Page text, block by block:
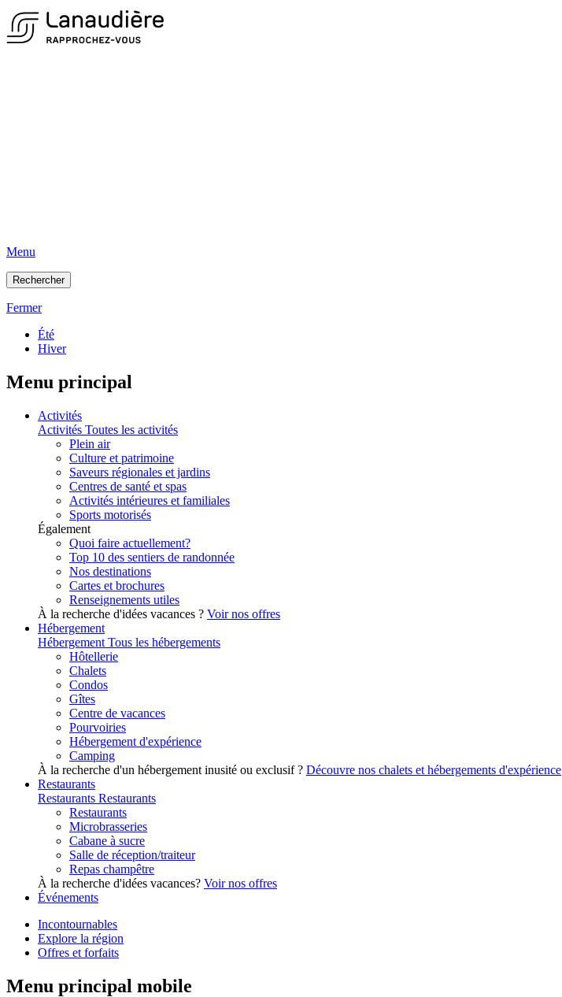
Menu
Rechercher
Fermer
Été
Hiver
Menu principal
Activités
Activités Toutes les activités
Plein air
Culture et patrimoine
Saveurs régionales et jardins
Centres de santé et spas
Activités intérieures et familiales
Sports motorisés
Également
Quoi faire actuellement?
Top 10 des sentiers de randonnée
Nos destinations
Cartes et brochures
Renseignements utiles
À la recherche d'idées vacances ? Voir nos offres
Hébergement
Hébergement Tous les hébergements
Hôtellerie
Chalets
Condos
Gîtes
Centre de vacances
Pourvoiries
Hébergement d'expérience
Camping
À la recherche d'un hébergement inusité ou exclusif ? Découvre nos chalets et hébergements d'expérience
Restaurants
Restaurants Restaurants
Restaurants
Microbrasseries
Cabane à sucre
Salle de réception/traiteur
Repas champêtre
À la recherche d'idées vacances? Voir nos offres
Événements
Incontournables
Explore la région
Offres et forfaits
Menu principal mobile